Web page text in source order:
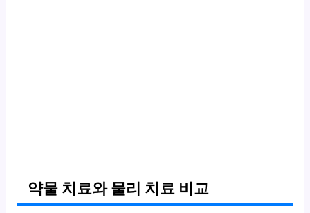
약물 치료와 물리 치료 비교